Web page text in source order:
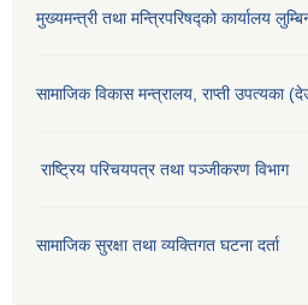
मुख्यमन्त्री तथा मन्त्रिपरिषद्को कार्यालय
सामाजिक विकास मन्‍‍त्रालय, राप्ती उपत्यका
राष्ट्रिय परिचयपत्र तथा पञ्जीकरण विभाग
सामाजिक सुरक्षा तथा व्यक्तिगत घटना दर्ता